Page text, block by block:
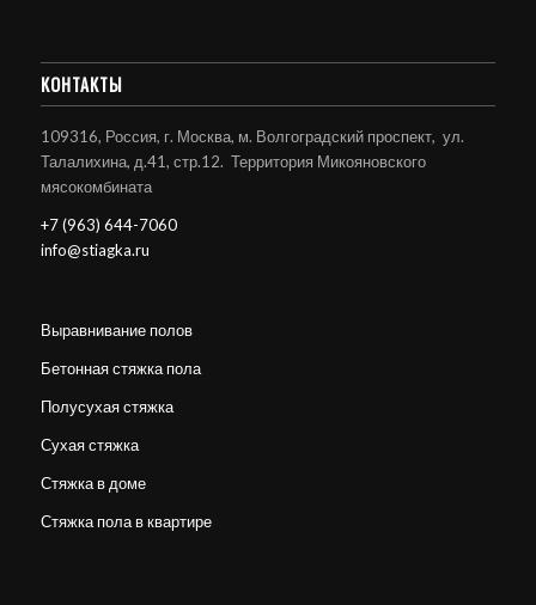
КОНТАКТЫ
109316, Россия, г. Москва, м. Волгоградский проспект, ул.
Талалихина, д.41, стр.12. Территория Микояновского
мясокомбината
+7 (963) 644-7060
info@stiagka.ru
Выравнивание полов
Бетонная стяжка пола
Полусухая стяжка
Сухая стяжка
Стяжка в доме
Стяжка пола в квартире